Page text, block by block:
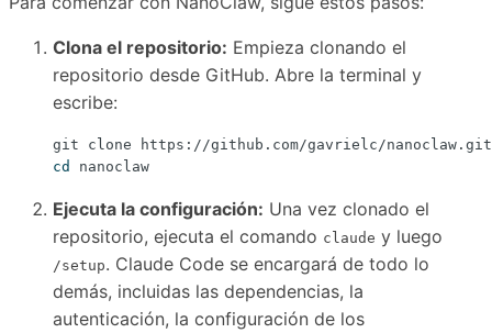
Clona el repositorio: Empieza clonando el
repositorio desde GitHub. Abre la terminal y
escribe:
cd
Ejecuta la configuración: Una vez clonado el
repositorio, ejecuta el comando claude y luego
/setup. Claude Code se encargará de todo lo
demás, incluidas las dependencias, la
autenticación, la configuración de los